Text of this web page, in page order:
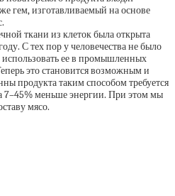
гем, изготавливаемый на основе
ткани из клеток была открыта
С тех пор у человечества не было
ее в промышленных
это становится возможным и
продукта таким способом требуется
7–45% меньше энергии. При этом мы
мясо.